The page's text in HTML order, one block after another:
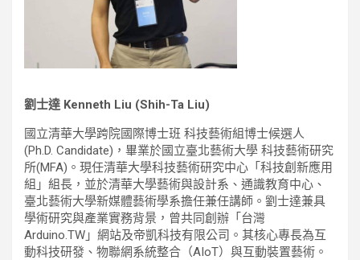
劉士達 Kenneth Liu (Shih-Ta Liu)
國立清華大學跨院國際博士班 科技藝術組博士候選人
(Ph.D. Candidate)，畢業於國立臺北藝術大學 科技藝術研究
所(MFA)。現任清華大學科技藝術研究中心「科技創新應用
組」組長，並於清華大學藝術與設計系、通識教育中心、
臺北藝術大學新媒體藝術學系擔任兼任講師。劉士達兼具
學術研究與產業實務背景，曾共同創辦「台灣
Arduino.TW」網站及帝凱科技有限公司。其核心專長為互
動科技研發、物聯網系統整合（AIoT）與互動裝置藝術。